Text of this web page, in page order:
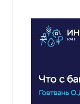
ЦДУ
Inforum